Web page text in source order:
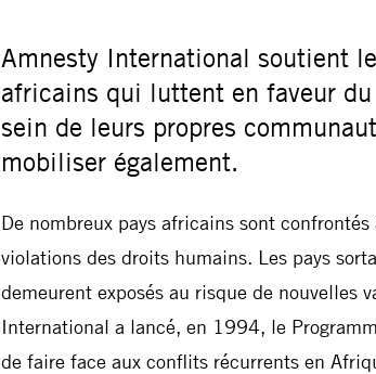
Amnesty International soutient
africains qui luttent en faveur
sein de leurs propres
mobiliser également.
De nombreux pays africains sont
violations des droits humains. Les pays
demeurent exposés au risque de nouvelles
International a lancé, en 1994, le
de faire face aux conflits récurrents en